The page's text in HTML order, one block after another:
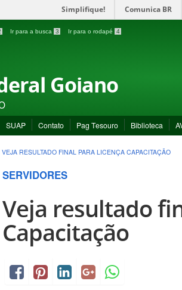
Simplifique! Comunica BR
Ir para a busca 3 Ir para o rodapé 4
Goiano
SUAP Contato Pag Tesouro Biblioteca
VEJA RESULTADO FINAL PARA LICENÇA CAPACITAÇÃO
SERVIDORES
Veja resultado
Capacitação